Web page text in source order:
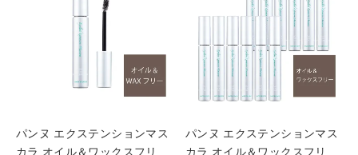
パンヌ エクステンションマス
カラ オイル＆ワックスフリ
パンヌ エクステンションマス
カラ オイル＆ワックスフリ